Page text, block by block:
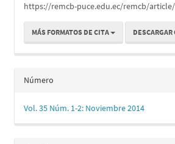
https://remcb-puce.edu.ec/remcb/
MÁS FORMATOS DE CITA
Número
Vol. 35 Núm. 1-2: Noviembre 2014